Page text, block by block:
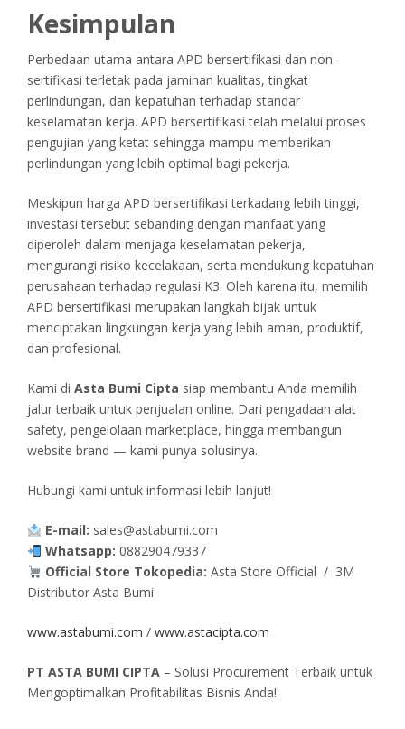
Kesimpulan
Perbedaan utama antara APD bersertifikasi dan non-
sertifikasi terletak pada jaminan kualitas, tingkat
perlindungan, dan kepatuhan terhadap standar
keselamatan kerja. APD bersertifikasi telah melalui proses
pengujian yang ketat sehingga mampu memberikan
perlindungan yang lebih optimal bagi pekerja.
Meskipun harga APD bersertifikasi terkadang lebih tinggi,
investasi tersebut sebanding dengan manfaat yang
diperoleh dalam menjaga keselamatan pekerja,
mengurangi risiko kecelakaan, serta mendukung kepatuhan
perusahaan terhadap regulasi K3. Oleh karena itu, memilih
APD bersertifikasi merupakan langkah bijak untuk
menciptakan lingkungan kerja yang lebih aman, produktif,
dan profesional.
Kami di Asta Bumi Cipta siap membantu Anda memilih
jalur terbaik untuk penjualan online. Dari pengadaan alat
safety, pengelolaan marketplace, hingga membangun
website brand — kami punya solusinya.
Hubungi kami untuk informasi lebih lanjut!
E-mail: sales@astabumi.com
Whatsapp: 088290479337
Official Store Tokopedia: Asta Store Official / 3M
Distributor Asta Bumi
www.astabumi.com / www.astacipta.com
PT ASTA BUMI CIPTA – Solusi Procurement Terbaik untuk
Mengoptimalkan Profitabilitas Bisnis Anda!